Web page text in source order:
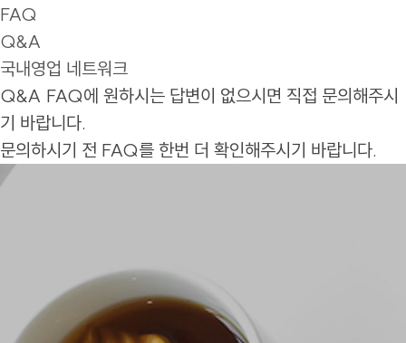
FAQ
Q&A
국내영업 네트워크
Q&A FAQ에 원하시는 답변이 없으시면 직접 문의해주시
기 바랍니다.
문의하시기 전 FAQ를 한번 더 확인해주시기 바랍니다.